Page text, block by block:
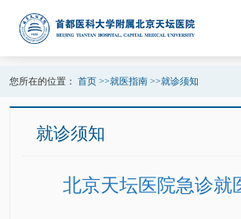
您所在的位置： 首页>>就医指南>>就诊须知
就诊须知
北京天坛医院急诊就